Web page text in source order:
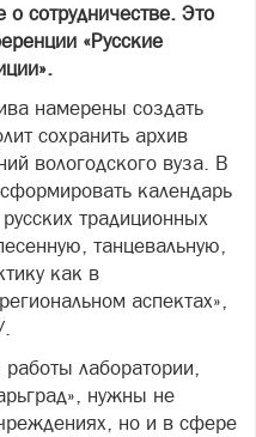
сотрудничестве. Это
«Русские
намерены создать
сохранить архив
вологодского вуза. В
календарь
традиционных
танцевальную,
как в
аспектах»,
лаборатории,
нужны не
но и в сфере